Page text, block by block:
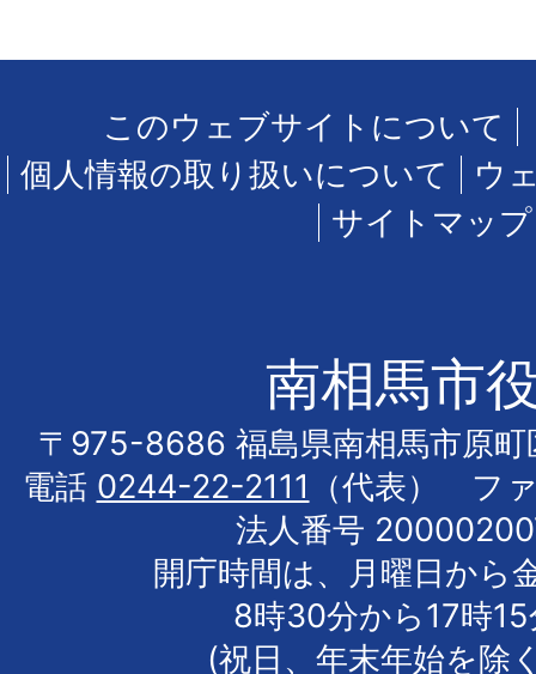
このウェブサイトについて
個人情報の取り扱いについて
ウ
サイトマップ
南相馬市
〒975-8686 福島県南相馬市原町
電話 0244-22-2111
（代表） フ
法人番号
開庁時間は、月曜日から
8時30分から17時
(祝日、年末年始を除